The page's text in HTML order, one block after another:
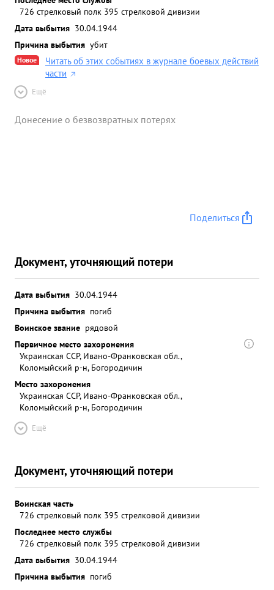
726 стрелковый полк 395 стрелковой дивизии
Дата выбытия 30.04.1944
Причина выбытия убит
Новое
Читать об этих событиях в журнале боевых действий
части
Ещё
Донесение о безвозвратных потерях
Поделиться
Документ, уточняющий потери
Дата выбытия 30.04.1944
Причина выбытия погиб
Воинское звание рядовой
Первичное место захоронения
Украинская ССР, Ивано-Франковская обл.,
Коломыйский р-н, Богородичин
Место захоронения
Украинская ССР, Ивано-Франковская обл.,
Коломыйский р-н, Богородичин
Ещё
Документ, уточняющий потери
Воинская часть
726 стрелковый полк 395 стрелковой дивизии
Последнее место службы
726 стрелковый полк 395 стрелковой дивизии
Дата выбытия 30.04.1944
Причина выбытия погиб